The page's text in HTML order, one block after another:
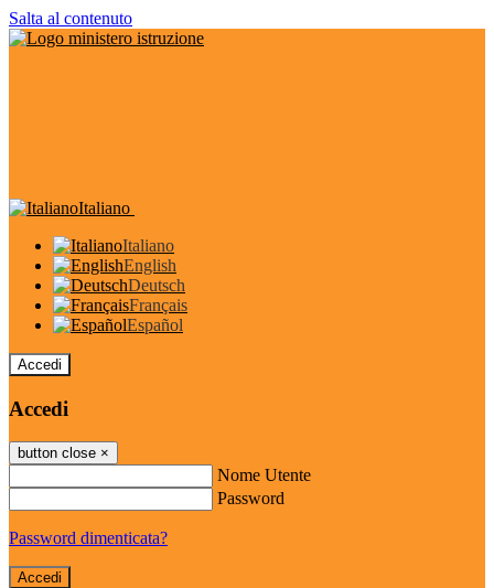
Salta al contenuto
Italiano
Italiano
English
Deutsch
Français
Español
Accedi
Accedi
button close ×
Nome Utente
Password
Password dimenticata?